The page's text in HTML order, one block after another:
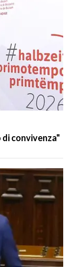
convivenza"